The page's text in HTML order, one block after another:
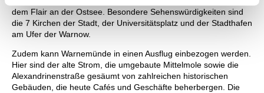
dem Flair an der Ostsee. Besondere Sehenswürdigkeiten sind
die 7 Kirchen der Stadt, der Universitätsplatz und der Stadthafen
am Ufer der Warnow.
Zudem kann Warnemünde in einen Ausflug einbezogen werden.
Hier sind der alte Strom, die umgebaute Mittelmole sowie die
Alexandrinenstraße gesäumt von zahlreichen historischen
Gebäuden, die heute Cafés und Geschäfte beherbergen. Die